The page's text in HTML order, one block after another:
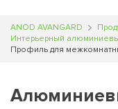
ANOD AVANGARD
Интерьерный
Профиль для